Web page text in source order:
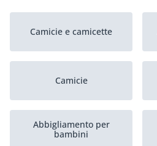
Camicie e camicette
Camicie
Abbigliamento per
bambini